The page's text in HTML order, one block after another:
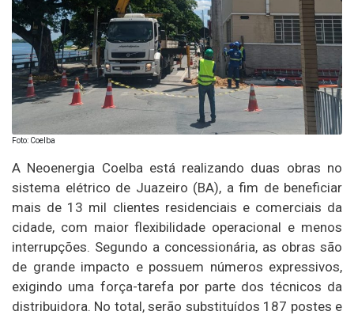
Foto: Coelba
A Neoenergia Coelba está realizando duas obras no
sistema elétrico de Juazeiro (BA), a fim de beneficiar
mais de 13 mil clientes residenciais e comerciais da
cidade, com maior flexibilidade operacional e menos
interrupções. Segundo a concessionária, as obras são
de grande impacto e possuem números expressivos,
exigindo uma força-tarefa por parte dos técnicos da
distribuidora. No total, serão substituídos 187 postes e